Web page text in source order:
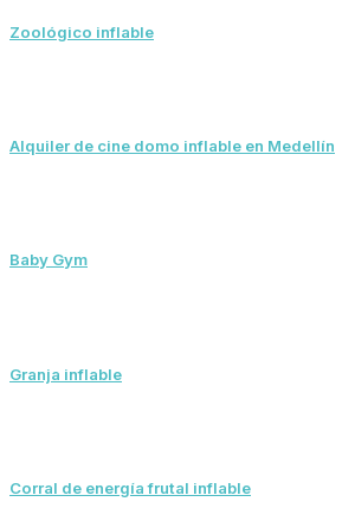
Zoológico inflable
Alquiler de cine domo inflable en Medellín
Baby Gym
Granja inflable
Corral de energía frutal inflable